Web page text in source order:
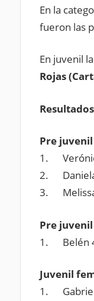
En la
fueron las
En juvenil
Rojas
Pre
1.
2. Daniela
3. Melissa
Pre
1. Belén
Juvenil
1.